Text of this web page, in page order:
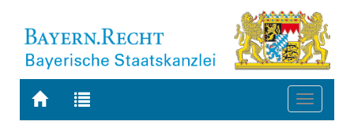
Zur
Zur
Toggle